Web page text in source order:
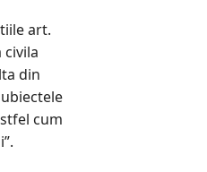
art.
civila
din
cum